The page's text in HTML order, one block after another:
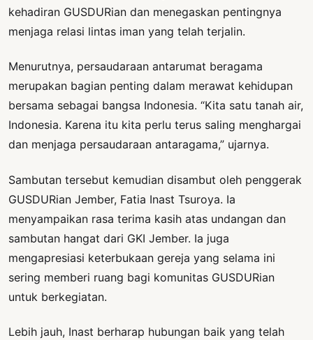
kehadiran GUSDURian dan menegaskan pentingnya
menjaga relasi lintas iman yang telah terjalin.
Menurutnya, persaudaraan antarumat beragama
merupakan bagian penting dalam merawat kehidupan
bersama sebagai bangsa Indonesia. “Kita satu tanah air,
Indonesia. Karena itu kita perlu terus saling menghargai
dan menjaga persaudaraan antaragama,” ujarnya.
Sambutan tersebut kemudian disambut oleh penggerak
GUSDURian Jember, Fatia Inast Tsuroya. Ia
menyampaikan rasa terima kasih atas undangan dan
sambutan hangat dari GKI Jember. Ia juga
mengapresiasi keterbukaan gereja yang selama ini
sering memberi ruang bagi komunitas GUSDURian
untuk berkegiatan.
Lebih jauh, Inast berharap hubungan baik yang telah